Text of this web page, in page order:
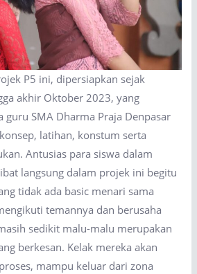
P5 ini, dipersiapkan sejak
akhir Oktober 2023, yang
SMA Dharma Praja Denpasar
latihan, konstum serta
Antusias para siswa dalam
langsung dalam projek ini begitu
tidak ada basic menari sama
temannya dan berusaha
sedikit malu-malu merupakan
berkesan. Kelak mereka akan
mampu keluar dari zona